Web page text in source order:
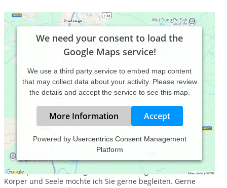
We need your consent to load the
Google Maps service!
We use a third party service to embed map content
that may collect data about your activity. Please review
the details and accept the service to see this map.
More Information Accept
Powered by Usercentrics Consent Management
Platform
Bei meiner Arbeit als Ärztin und systemische Therapeutin
geht es mir um das Thema einer gesunden Ganzheit. Auf
Ihrem persönlichen Weg zu einem Gleichgewicht von Geist,
Körper und Seele möchte ich Sie gerne begleiten. Gerne